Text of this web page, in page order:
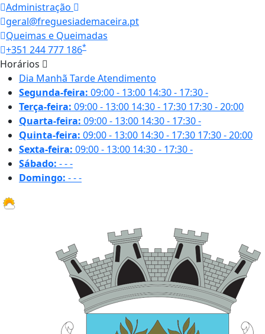
Administração
geral@freguesiademaceira.pt
Queimas e Queimadas
+351 244 777 186*
Horários
Dia Manhã TardeAtendimento
Segunda-feira: 09:00 - 13:00 14:30 - 17:30-
Terça-feira: 09:00 - 13:00 14:30 - 17:30 17:30 - 20:00
Quarta-feira: 09:00 - 13:00 14:30 - 17:30-
Quinta-feira: 09:00 - 13:00 14:30 - 17:30 17:30 - 20:00
Sexta-feira: 09:00 - 13:00 14:30 - 17:30-
Sábado: ---
Domingo: ---